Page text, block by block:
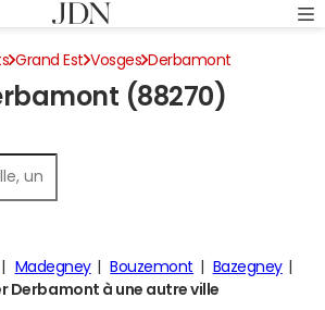
Grand Est Vosges Derbamont
(88270)
Madegney Bouzemont
Bazegney
Derbamont à une autre ville